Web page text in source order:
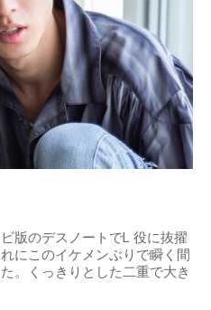
版のデスノートでL 役に抜擢
にこのイケメンぶりで瞬く間
。くっきりとした二重で大き